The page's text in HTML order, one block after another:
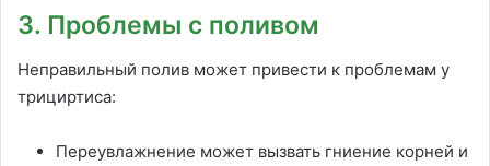
3. Проблемы с поливом
Неправильный полив может привести к проблемам у
трициртиса:
Переувлажнение может вызвать гниение корней и